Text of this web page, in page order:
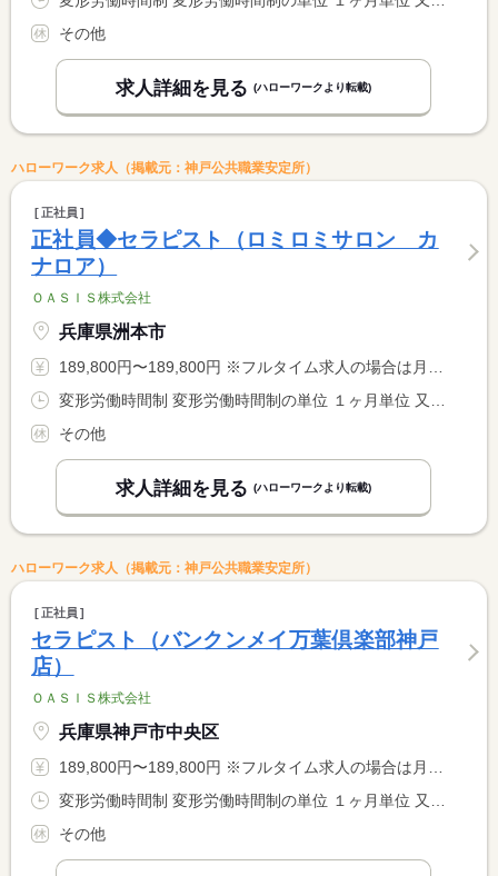
その他
求人詳細を見る (ハローワークより転載)
ハローワーク求人（掲載元：神戸公共職業安定所）
正社員
正社員◆セラピスト（ロミロミサロン カ
ナロア）
ＯＡＳＩＳ株式会社
兵庫県洲本市
189,800円〜189,800円 ※フルタイム求人の場合は月額（換算額）、パート求人の場合は時間額を表示しています。
その他
求人詳細を見る (ハローワークより転載)
ハローワーク求人（掲載元：神戸公共職業安定所）
正社員
セラピスト（バンクンメイ万葉倶楽部神戸
店）
ＯＡＳＩＳ株式会社
兵庫県神戸市中央区
189,800円〜189,800円 ※フルタイム求人の場合は月額（換算額）、パート求人の場合は時間額を表示しています。
その他